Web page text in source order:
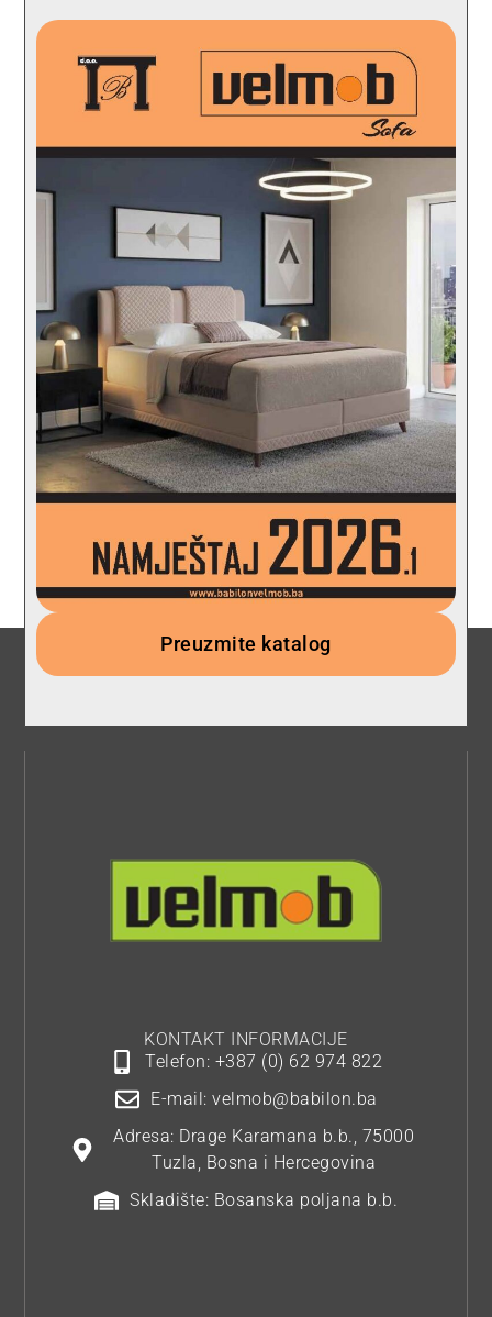
Preuzmite katalog
KONTAKT INFORMACIJE
Telefon: +387 (0) 62 974 822
E-mail: velmob@babilon.ba
Adresa: Drage Karamana b.b., 75000
Tuzla, Bosna i Hercegovina
Skladište: Bosanska poljana b.b.